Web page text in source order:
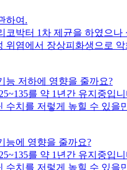
지금 4일, 8회 복용한 상태
님께 고해성사 할 판입니다
하여.
코박터 1차 제균을 하였으
위염에서 장상피화생으로
에서 여전히 발견되지 않았
보았습니다.제가 1차 치료
기생하다 치료 후 다시 위
터균은 얼마나 생존가능한가
능 저하에 영향을 줄까요?
를 약 1년간 유지중입
수치를 저렇게 높힐 수 있
줄까요?저는 2번이 더 궁금
능에 영향을 줄까요?
를 약 1년간 유지중입
수치를 저렇게 높힐 수 있